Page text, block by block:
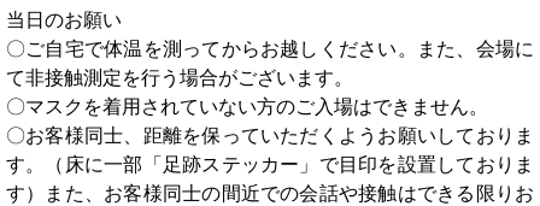
当日のお願い
〇ご自宅で体温を測ってからお越しください。また、会場に
て非接触測定を行う場合がございます。
〇マスクを着用されていない方のご入場はできません。
〇お客様同士、距離を保っていただくようお願いしておりま
す。（床に一部「足跡ステッカー」で目印を設置しておりま
す）また、お客様同士の間近での会話や接触はできる限りお